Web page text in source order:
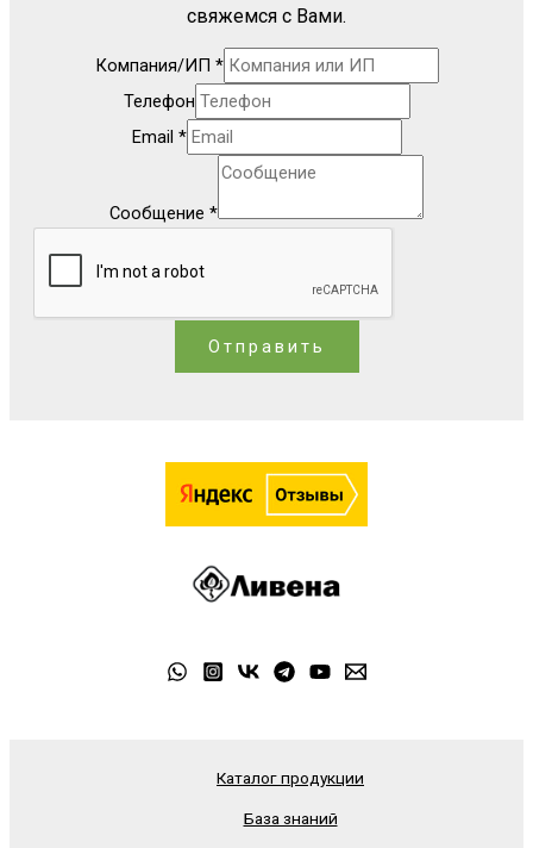
свяжемся с Вами.
Компания/ИП *
Телефон
Email *
Сообщение *
Отправить
Каталог продукции
База знаний